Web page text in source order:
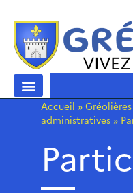
Accueil »
administratives »